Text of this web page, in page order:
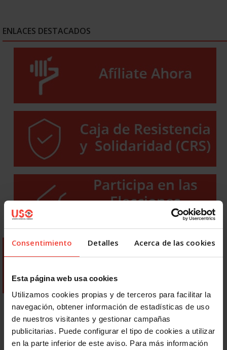
Consentimiento Detalles Acerca de las cookies
Esta página web usa cookies
Utilizamos cookies propias y de terceros para facilitar la
navegación, obtener información de estadísticas de uso
de nuestros visitantes y gestionar campañas
publicitarias. Puede configurar el tipo de cookies a utilizar
en la parte inferior de este aviso. Para más información
ENLACES DESTACADOS